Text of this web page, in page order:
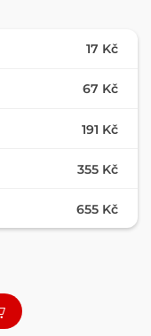
17 Kč
67 Kč
191 Kč
355 Kč
655 Kč